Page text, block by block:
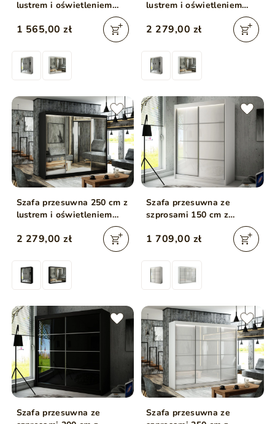
lustrem i oświetleniem
1 565,00 zł
lustrem i oświetleniem
2 279,00 zł
Szafa przesuwna 250 cm z
lustrem i oświetleniem
2 279,00 zł
Szafa przesuwna ze
szprosami 150 cm z
oświetleniem LED Ponti
Biała
1 709,00 zł
Szafa przesuwna ze
Szafa przesuwna ze